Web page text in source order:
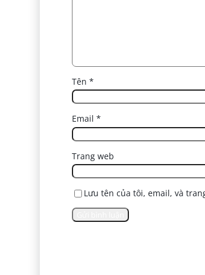
Tên *
Email *
Trang web
Lưu tên của tôi, email, và